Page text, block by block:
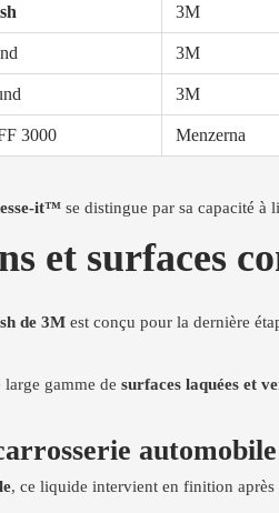
3M
3M
3M
3000 Menzerna
it™ se distingue par sa capacité à
et surfaces
de 3M est conçu pour la dernière
gamme de surfaces laquées et
, ce liquide intervient en finition